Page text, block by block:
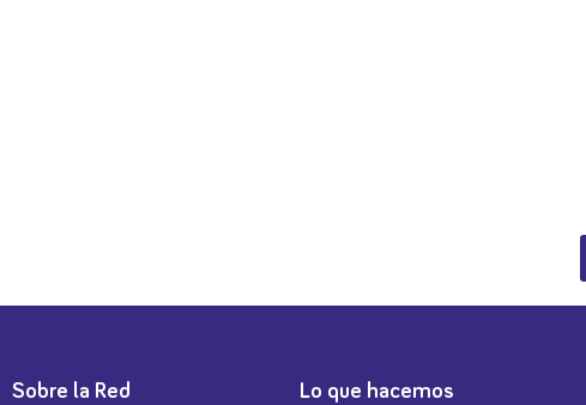
Sobre la Red Lo que hacemos